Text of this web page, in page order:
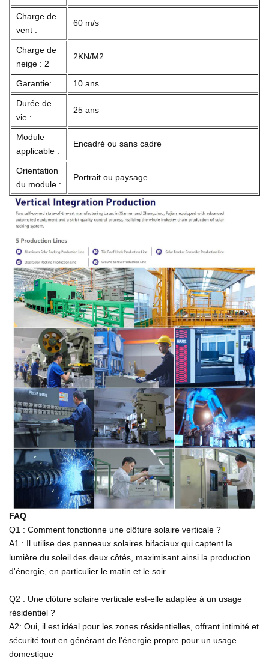
Charge de
vent :
60 m/s
Charge de
neige : 2
2KN/M2
Garantie: 10 ans
Durée de
vie :
25 ans
Module
applicable :
Encadré ou sans cadre
Orientation
du module :
Portrait ou paysage
FAQ
Q1 : Comment fonctionne une clôture solaire verticale ?
A1 : Il utilise des panneaux solaires bifaciaux qui captent la
lumière du soleil des deux côtés, maximisant ainsi la production
d'énergie, en particulier le matin et le soir.
Q2 : Une clôture solaire verticale est-elle adaptée à un usage
résidentiel ?
A2: Oui, il est idéal pour les zones résidentielles, offrant intimité et
sécurité tout en générant de l'énergie propre pour un usage
domestique